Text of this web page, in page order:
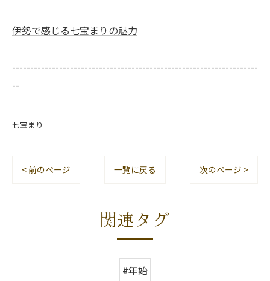
伊勢で感じる七宝まりの魅力
--------------------------------------------------------------------
--
七宝まり
< 前のページ 一覧に戻る 次のページ >
関連タグ
#年始